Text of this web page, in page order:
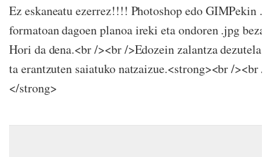
Ez eskaneatu ezerrez!!!! Photoshop edo GIMPekin
formatoan dagoen planoa ireki eta ondoren .jpg
Hori da dena.<br /><br />Edozein zalantza dezutela
ta erantzuten saiatuko natzaizue.<strong><br /><br /
</strong>